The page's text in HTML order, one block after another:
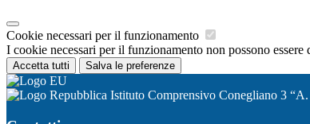
Cookie necessari per il funzionamento
I cookie necessari per il funzionamento non possono
Accetta tutti Salva le preferenze
Istituto Comprensivo Conegliano 3